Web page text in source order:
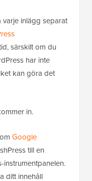
inlägg separat
särskilt om du
har inte
kan göra det
in.
Google
till en
instrumentpanelen.
ditt innehåll